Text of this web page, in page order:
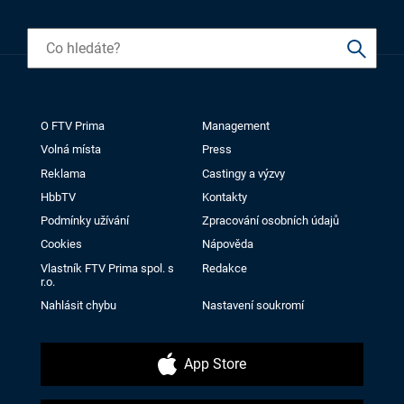
O FTV Prima
Management
Volná místa
Press
Reklama
Castingy a výzvy
HbbTV
Kontakty
Podmínky užívání
Zpracování osobních údajů
Cookies
Nápověda
Vlastník FTV Prima spol. s
r.o.
Redakce
Nahlásit chybu Nastavení soukromí
App Store